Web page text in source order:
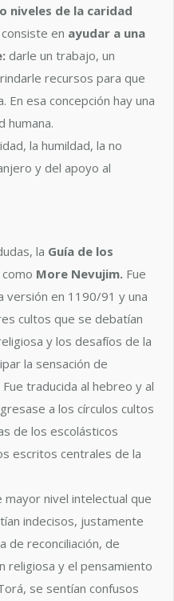
niveles de la caridad
en ayudar a una
darle un trabajo, un
recursos para que
esa concepción hay una
humana.
la humildad, la no
y del apoyo al
la Guía de los
More Nevujim. Fue
versión en 1190/91 y una
cultos que se debatían
y los desafíos de la
la sensación de
traducida al hebreo y al
a los círculos cultos
de los escolásticos
escritos centrales de la
nivel intelectual que
indecisos, justamente
de reconciliación, de
religiosa y el pensamiento
se sentían confusos